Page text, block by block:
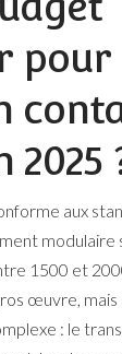
pour
2025
aux
modulaire
1500 et
œuvre, mais
: le